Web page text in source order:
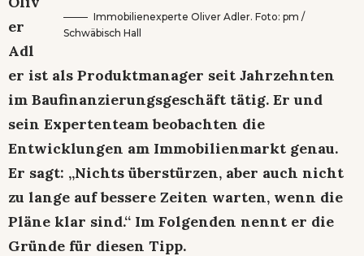
Immobilienexperte Oliver Adler. Foto: pm /
Schwäbisch Hall
er
Adl
er ist als Produktmanager seit Jahrzehnten
im Baufinanzierungsgeschäft tätig. Er und
sein Expertenteam beobachten die
Entwicklungen am Immobilienmarkt genau.
Er sagt: „Nichts überstürzen, aber auch nicht
zu lange auf bessere Zeiten warten, wenn die
Pläne klar sind.“ Im Folgenden nennt er die
Gründe für diesen Tipp.